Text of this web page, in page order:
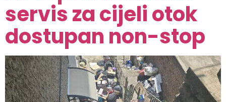
servis za cijeli otok
dostupan non-stop